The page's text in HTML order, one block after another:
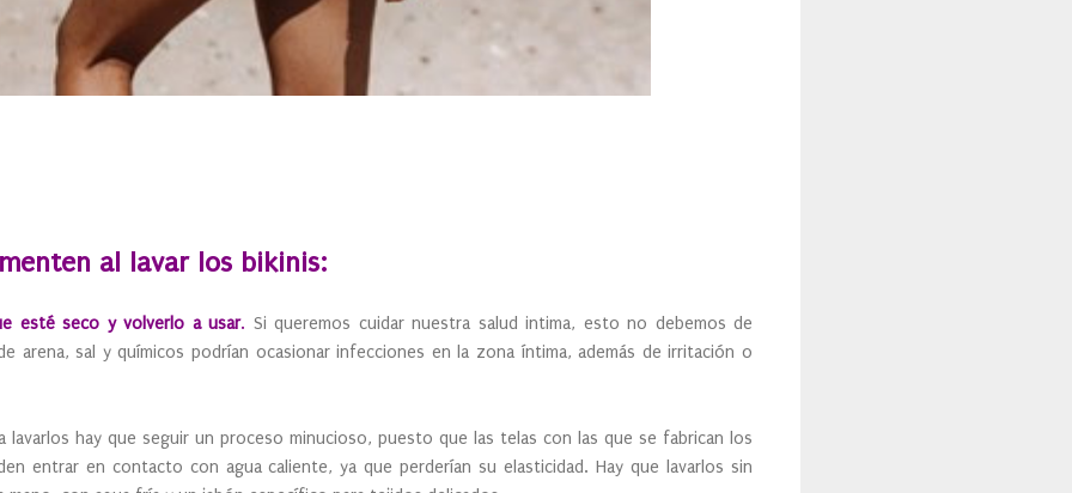
al lavar los bikinis:
esté seco y volverlo a usar. Si queremos cuidar nuestra salud intima, esto no debemos de
arena, sal y químicos podrían ocasionar infecciones en la zona íntima, además de irritación o
lavarlos hay que seguir un proceso minucioso, puesto que las telas con las que se fabrican los
entrar en contacto con agua caliente, ya que perderían su elasticidad. Hay que lavarlos sin